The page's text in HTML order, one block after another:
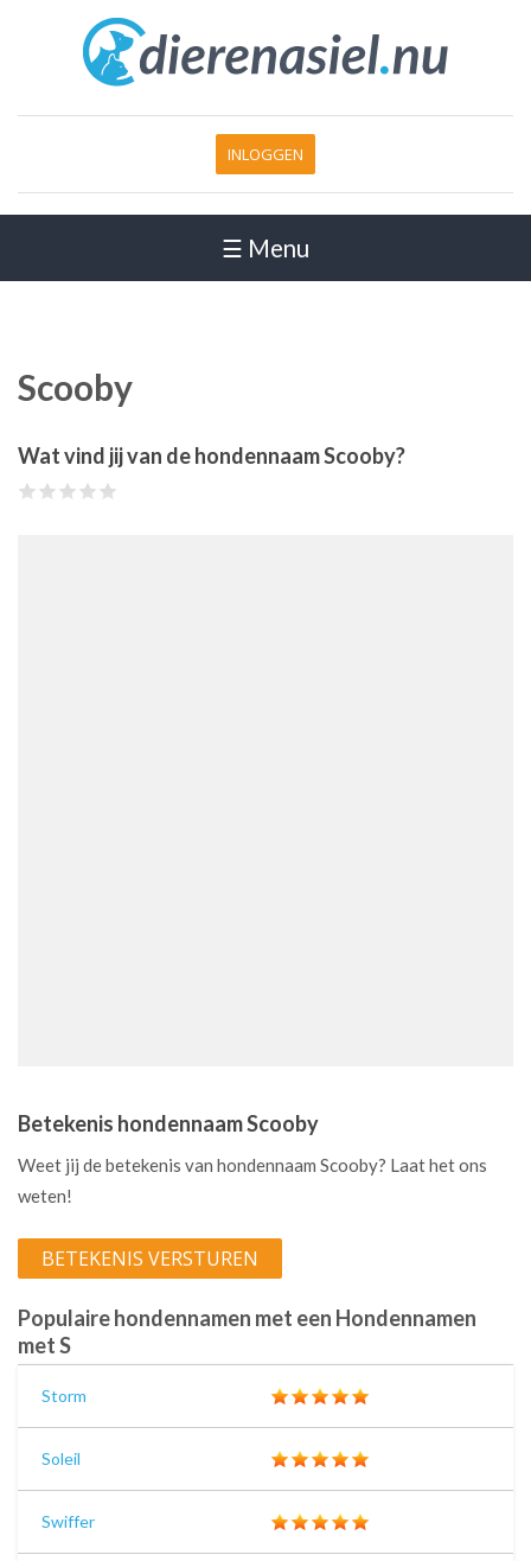
INLOGGEN
☰ Menu
Scooby
Wat vind jij van de hondennaam Scooby?
Betekenis hondennaam Scooby
Weet jij de betekenis van hondennaam Scooby? Laat het ons
weten!
BETEKENIS VERSTUREN
Populaire hondennamen met een Hondennamen
met S
Storm
Soleil
Swiffer